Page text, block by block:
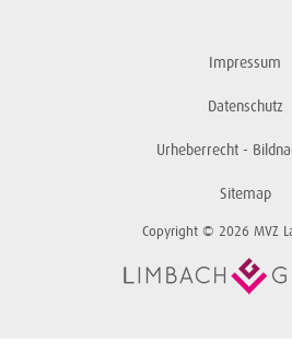
Impressum
Datenschutz
Urheberrecht -
Sitemap
Copyright © 2026 MVZ